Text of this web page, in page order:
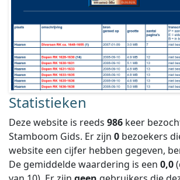
Statistieken
Deze website is reeds 986 keer
Stamboom Gids. Er zijn 0 bezoekers
website een cijfer hebben gegeven,
De gemiddelde waardering is een 0,0